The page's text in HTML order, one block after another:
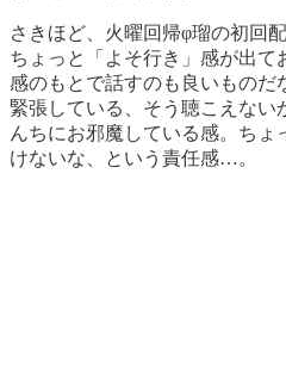
さきほど、火曜回帰φ瑠の初回
ちょっと「よそ行き」感が出
感のもとで話すのも良いものだ
緊張している、そう聴こえな
んちにお邪魔している感。ち
けないな、という責任感…。